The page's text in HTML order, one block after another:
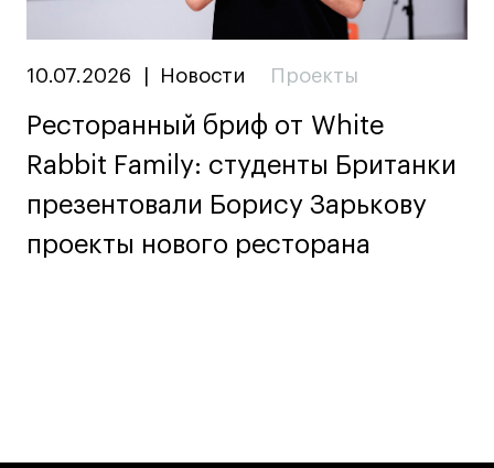
10.07.2026 Новости Проекты
Ресторанный бриф от White
Rabbit Family: студенты Британки
презентовали Борису Зарькову
проекты нового ресторана